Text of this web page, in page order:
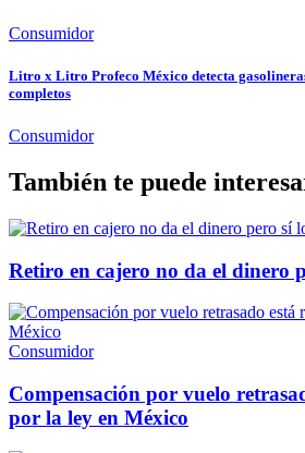
Consumidor
Litro x Litro Profeco México detecta
completos
Consumidor
También te puede
Retiro en cajero no da el dinero
Consumidor
Compensación por vuelo
por la ley en México